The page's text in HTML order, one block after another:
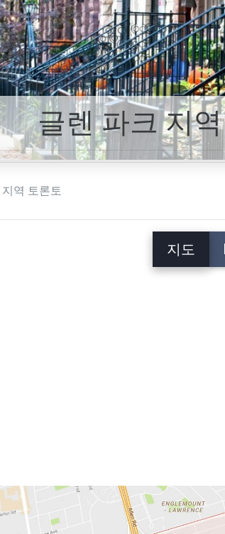
글렌 파크 지
역 토론토
지도